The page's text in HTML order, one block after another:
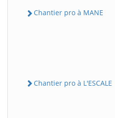
Chantier pro à MANE
Chantier pro à L'ESCALE